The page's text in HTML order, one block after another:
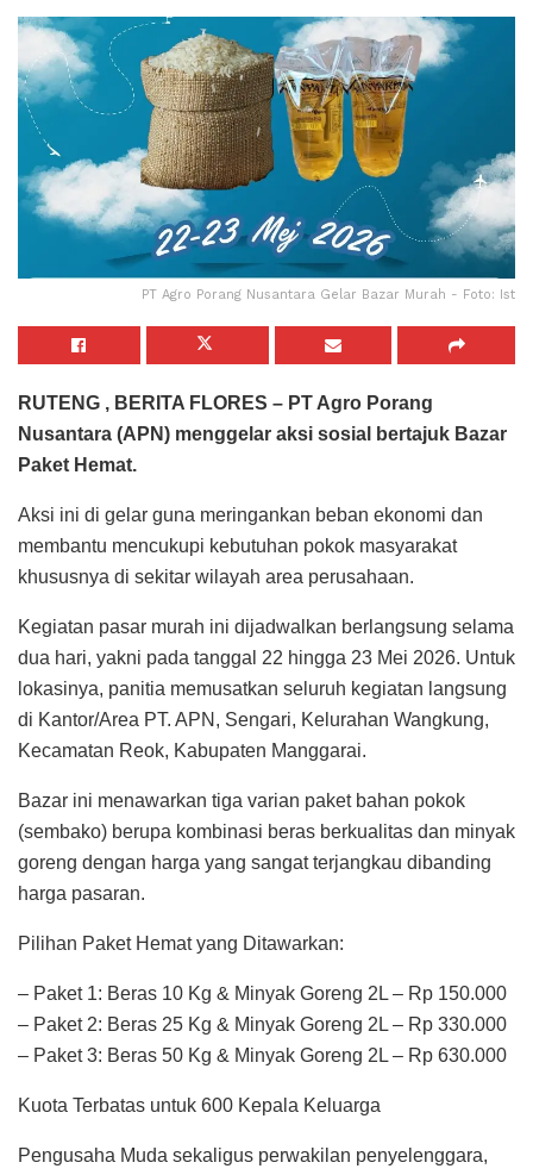
PT Agro Porang Nusantara Gelar Bazar Murah - Foto: Ist
RUTENG , BERITA FLORES – PT Agro Porang
Nusantara (APN) menggelar aksi sosial bertajuk Bazar
Paket Hemat.
Aksi ini di gelar guna meringankan beban ekonomi dan
membantu mencukupi kebutuhan pokok masyarakat
khususnya di sekitar wilayah area perusahaan.
Kegiatan pasar murah ini dijadwalkan berlangsung selama
dua hari, yakni pada tanggal 22 hingga 23 Mei 2026. Untuk
lokasinya, panitia memusatkan seluruh kegiatan langsung
di Kantor/Area PT. APN, Sengari, Kelurahan Wangkung,
Kecamatan Reok, Kabupaten Manggarai.
Bazar ini menawarkan tiga varian paket bahan pokok
(sembako) berupa kombinasi beras berkualitas dan minyak
goreng dengan harga yang sangat terjangkau dibanding
harga pasaran.
Pilihan Paket Hemat yang Ditawarkan:
– Paket 1: Beras 10 Kg & Minyak Goreng 2L – Rp 150.000
– Paket 2: Beras 25 Kg & Minyak Goreng 2L – Rp 330.000
– Paket 3: Beras 50 Kg & Minyak Goreng 2L – Rp 630.000
Kuota Terbatas untuk 600 Kepala Keluarga
Pengusaha Muda sekaligus perwakilan penyelenggara,